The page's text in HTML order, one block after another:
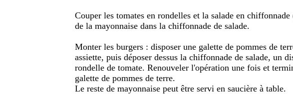
Couper les tomates en rondelles et la salade en
de la mayonnaise dans la chiffonnade de salade.
Monter les burgers : disposer une galette de pommes de
assiette, puis déposer dessus la chiffonnade de salade, un
rondelle de tomate. Renouveler l'opération une fois et
galette de pommes de terre.
Le reste de mayonnaise peut être servi en saucière à table.